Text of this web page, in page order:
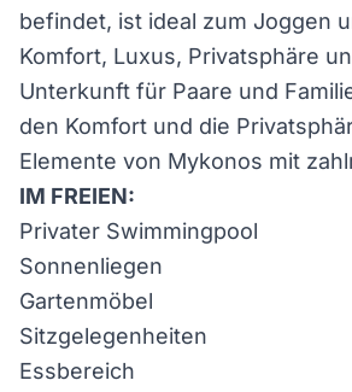
befindet, ist ideal zum Joggen
Komfort, Luxus, Privatsphäre
Unterkunft für Paare und
den Komfort und die
Elemente von Mykonos mit
IM FREIEN:
Privater Swimmingpool
Sonnenliegen
Gartenmöbel
Sitzgelegenheiten
Essbereich